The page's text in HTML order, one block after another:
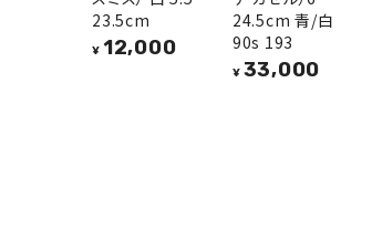
23.5cm
¥ 12,000
24.5cm 青/白
90s 193
¥ 33,000